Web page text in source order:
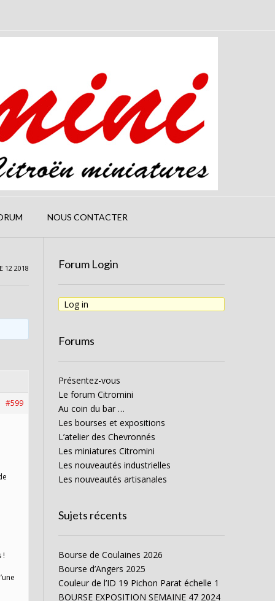
NOUS CONTACTER
12 2018
#599
!
Forum Login
Log in
Forums
Présentez-vous
Le forum Citromini
Au coin du bar …
Les bourses et expositions
L’atelier des Chevronnés
Les miniatures Citromini
Les nouveautés industrielles
Les nouveautés artisanales
Sujets récents
Bourse de Coulaines 2026
Bourse d’Angers 2025
Couleur de l’ID 19 Pichon Parat échelle 1
BOURSE EXPOSITION SEMAINE 47 2024